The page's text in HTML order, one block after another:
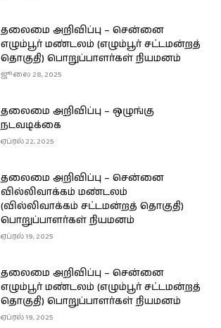
தலைமை அறிவிப்பு – சென்னை
எழும்பூர் மண்டலம் (எழும்பூர் சட்டமன்றத்
தொகுதி) பொறுப்பாளர்கள் நியமனம்
ஜூலை 28, 2025
தலைமை அறிவிப்பு – ஒழுங்கு
நடவடிக்கை
ஏப்ரல் 22, 2025
தலைமை அறிவிப்பு – சென்னை
வில்லிவாக்கம் மண்டலம்
(வில்லிவாக்கம் சட்டமன்றத் தொகுதி)
பொறுப்பாளர்கள் நியமனம்
ஏப்ரல் 19, 2025
தலைமை அறிவிப்பு – சென்னை
எழும்பூர் மண்டலம் (எழும்பூர் சட்டமன்றத்
தொகுதி) பொறுப்பாளர்கள் நியமனம்
ஏப்ரல் 19, 2025